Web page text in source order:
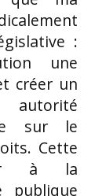
:
une
créer un
autorité
sur le
Cette
à la
publique